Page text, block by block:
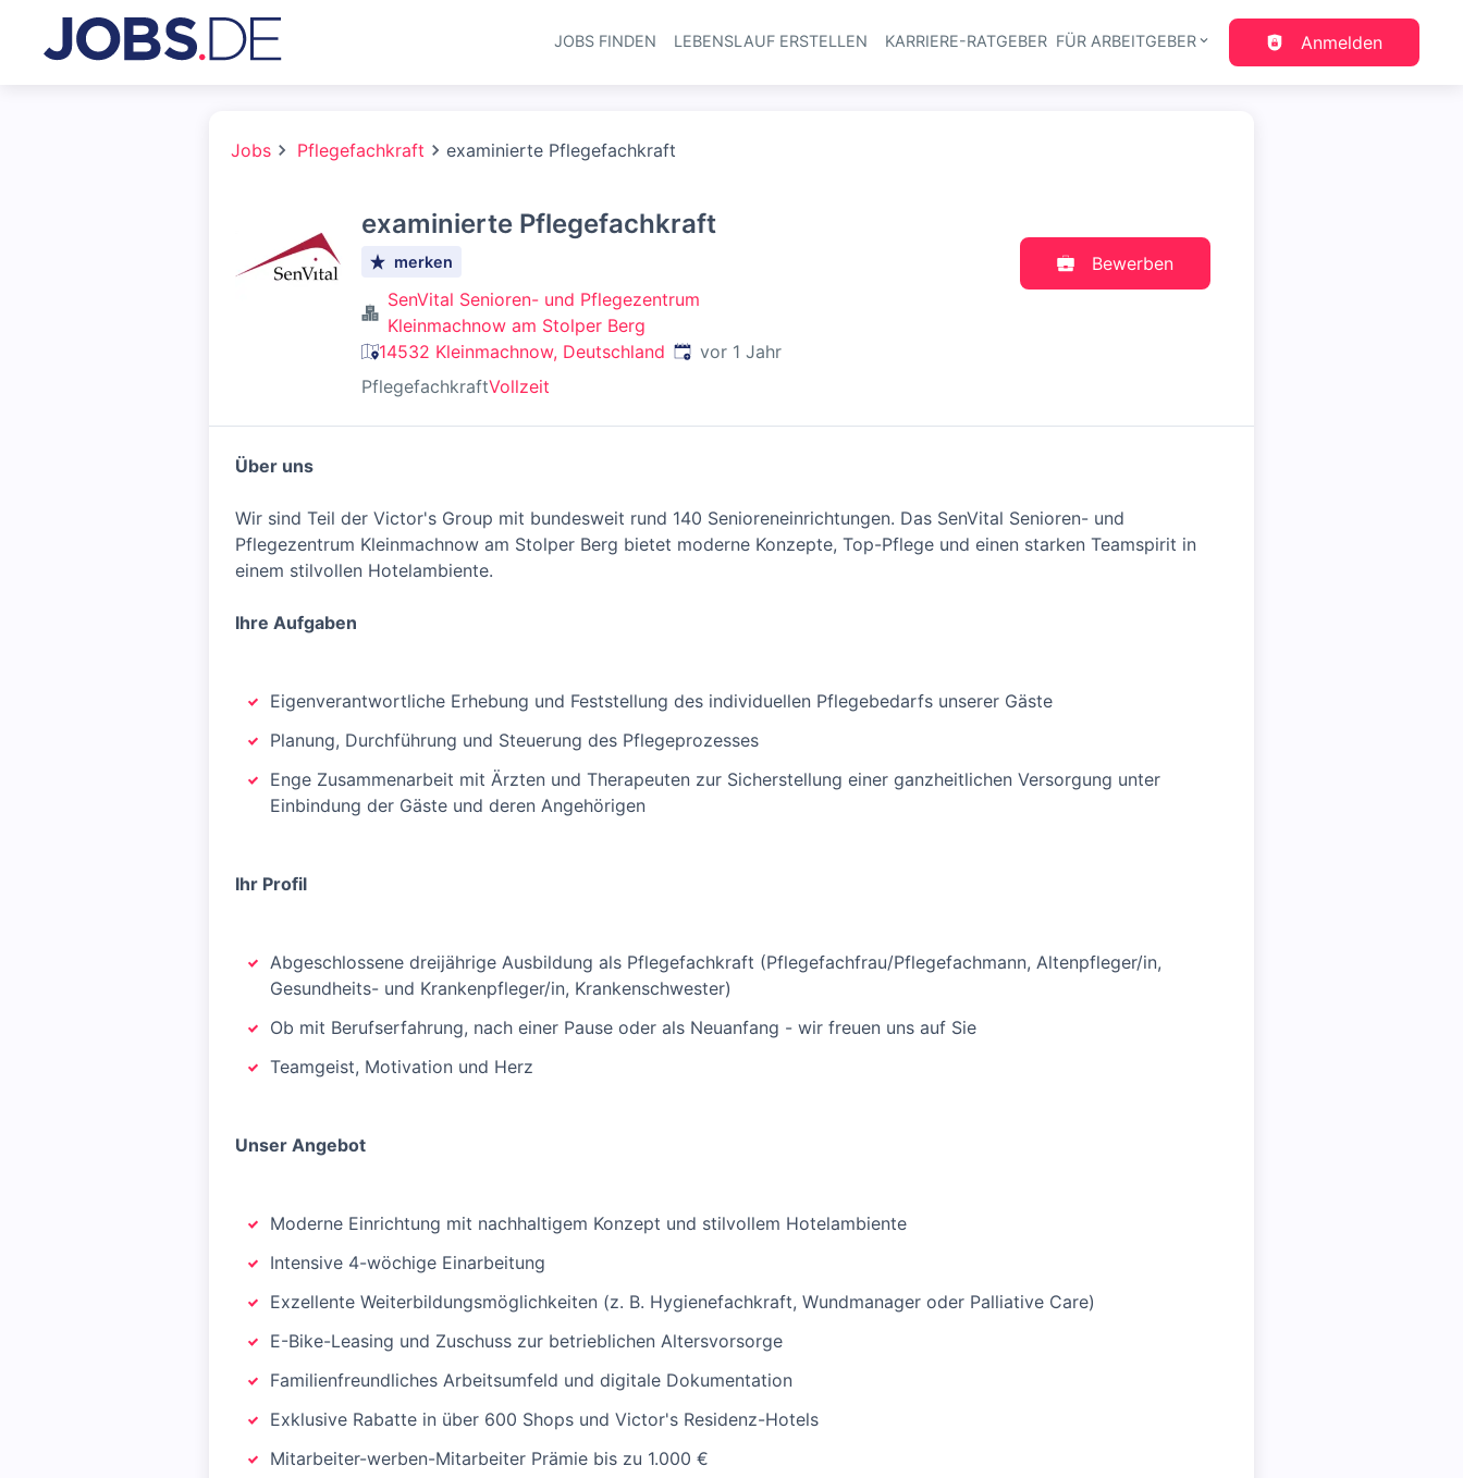
Haupt-Navigation
JOBS FINDEN LEBENSLAUF ERSTELLEN KARRIERE-RATGEBER FÜR ARBEITGEBER Anmelden
Jobs Pflegefachkraft examinierte Pflegefachkraft
examinierte Pflegefachkraft
merken
SenVital Senioren- und Pflegezentrum
Kleinmachnow am Stolper Berg
14532 Kleinmachnow, Deutschland Veröffentlicht
vor 1 Jahr
PflegefachkraftVollzeit
Bewerben
Über uns
Wir sind Teil der Victor's Group mit bundesweit rund 140 Senioreneinrichtungen. Das SenVital Senioren- und
Pflegezentrum Kleinmachnow am Stolper Berg bietet moderne Konzepte, Top-Pflege und einen starken Teamspirit in
einem stilvollen Hotelambiente.
Ihre Aufgaben
Eigenverantwortliche Erhebung und Feststellung des individuellen Pflegebedarfs unserer Gäste
Planung, Durchführung und Steuerung des Pflegeprozesses
Enge Zusammenarbeit mit Ärzten und Therapeuten zur Sicherstellung einer ganzheitlichen Versorgung unter
Einbindung der Gäste und deren Angehörigen
Ihr Profil
Abgeschlossene dreijährige Ausbildung als Pflegefachkraft (Pflegefachfrau/Pflegefachmann, Altenpfleger/in,
Gesundheits- und Krankenpfleger/in, Krankenschwester)
Ob mit Berufserfahrung, nach einer Pause oder als Neuanfang - wir freuen uns auf Sie
Teamgeist, Motivation und Herz
Unser Angebot
Moderne Einrichtung mit nachhaltigem Konzept und stilvollem Hotelambiente
Intensive 4-wöchige Einarbeitung
Exzellente Weiterbildungsmöglichkeiten (z. B. Hygienefachkraft, Wundmanager oder Palliative Care)
E-Bike-Leasing und Zuschuss zur betrieblichen Altersvorsorge
Familienfreundliches Arbeitsumfeld und digitale Dokumentation
Exklusive Rabatte in über 600 Shops und Victor's Residenz-Hotels
Mitarbeiter-werben-Mitarbeiter Prämie bis zu 1.000 €